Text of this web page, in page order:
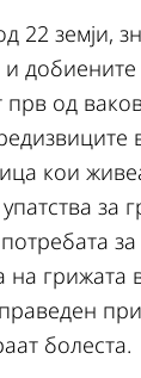
22 земји,
прв од
кои
за
на грижата
болеста.